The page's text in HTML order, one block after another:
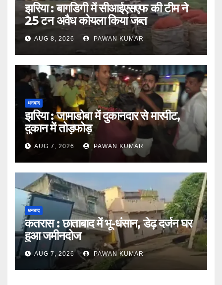
झरिया : बागडिगी में सीआईएसएफ की टीम ने
25 टन अवैध कोयला किया जब्त
AUG 8, 2026 PAWAN KUMAR
धनबाद
झरिया : जामाडोबा में दुकानदार से मारपीट,
दुकान में तोड़फोड़
AUG 7, 2026 PAWAN KUMAR
धनबाद
कतरास : छाताबाद में भू-धंसान, डेढ़ दर्जन घर
हुआ जमीनदोज
AUG 7, 2026 PAWAN KUMAR